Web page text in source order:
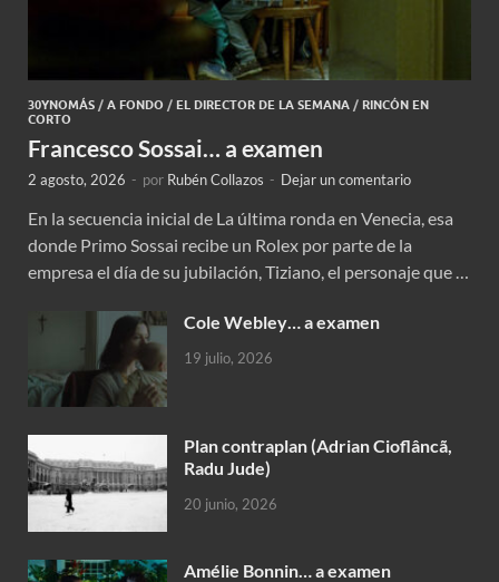
30YNOMÁS / A FONDO / EL DIRECTOR DE LA SEMANA / RINCÓN EN
CORTO
Francesco Sossai… a examen
2 agosto, 2026 - por Rubén Collazos - Dejar un comentario
En la secuencia inicial de La última ronda en Venecia, esa
donde Primo Sossai recibe un Rolex por parte de la
empresa el día de su jubilación, Tiziano, el personaje que …
Cole Webley… a examen
19 julio, 2026
Plan contraplan (Adrian Cioflâncã,
Radu Jude)
20 junio, 2026
Amélie Bonnin… a examen